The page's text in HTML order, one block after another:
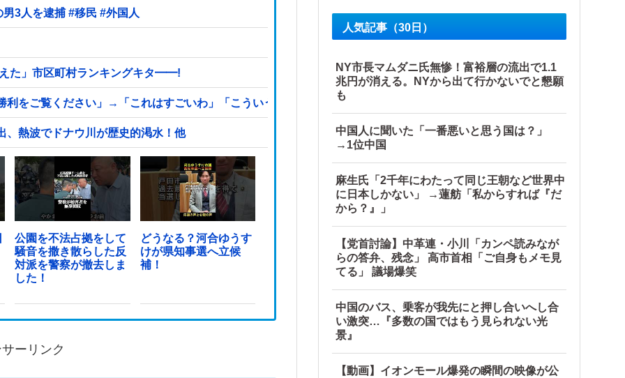
【ヤバい】100件以上の窃盗をしたトルコ国籍の男3人を逮捕 #移民 #外国人
た」市区町村ランキングキタ━━!
をご覧ください」→「これはすごいわ」「こういうのを見ると日本人は何か適当に作る感じがしない・...
、熱波でドナウ川が歴史的渇水！他
公園を不法占拠をして
騒音を撒き散らした反
対派を警察が撤去しま
した！
どうなる？河合ゆうす
けが県知事選へ立候
補！
ーリンク
人気記事（30日）
NY市長マムダニ氏無惨！富裕層の流出で1.1
兆円が消える。NYから出て行かないでと懇願
も
中国人に聞いた「一番悪いと思う国は？」
→1位中国
麻生氏「2千年にわたって同じ王朝など世界中
に日本しかない」 →蓮舫「私からすれば『だ
から？』」
【党首討論】中革連・小川「カンペ読みなが
らの答弁、残念」 高市首相「ご自身もメモ見
てる」 議場爆笑
中国のバス、乗客が我先にと押し合いへし合
い激突…『多数の国ではもう見られない光
景』
【動画】イオンモール爆発の瞬間の映像が公